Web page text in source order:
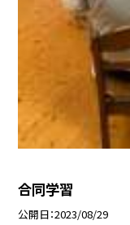
合同学習
公開日 2023/08/29